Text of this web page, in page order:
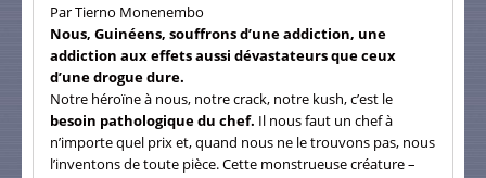
Par Tierno Monenembo
Nous, Guinéens, souffrons d’une addiction, une
addiction aux effets aussi dévastateurs que ceux
d’une drogue dure.
Notre héroïne à nous, notre crack, notre kush, c’est le
besoin pathologique du chef. Il nous faut un chef à
n’importe quel prix et, quand nous ne le trouvons pas, nous
l’inventons de toute pièce. Cette monstrueuse créature –